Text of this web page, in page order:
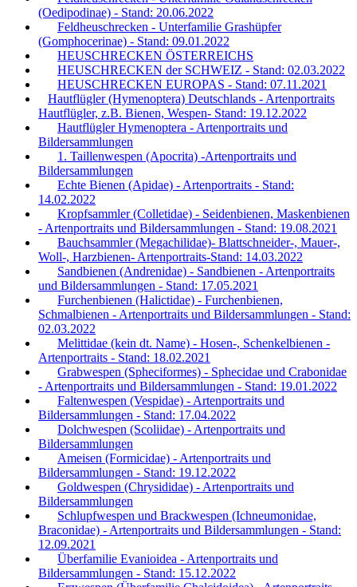
(Oedipodinae) - Stand: 20.06.2022
Feldheuschrecken - Unterfamilie Grashüpfer
(Gomphocerinae) - Stand: 09.01.2022
HEUSCHRECKEN ÖSTERREICHS
HEUSCHRECKEN der SCHWEIZ - Stand: 02.03.2022
HEUSCHRECKEN EUROPAS - Stand: 07.11.2021
Hautflügler (Hymenoptera) Deutschlands - Artenportraits
Hautflügler, z.B. Bienen, Wespen- Stand: 19.12.2022
Hautflügler Hymenoptera - Artenportraits und
Bildersammlungen
1. Taillenwespen (Apocrita) -Artenportraits und
Bildersammlungen
Echte Bienen (Apidae) - Artenportraits - Stand:
14.02.2022
Kropfsammler (Colletidae) - Seidenbienen, Maskenbienen
- Artenportraits und Bildersammlungen - Stand: 19.08.2021
Bauchsammler (Megachilidae)- Blattschneider-, Mauer-,
Woll-, Harzbienen- Artenportraits-Stand: 14.03.2022
Sandbienen (Andrenidae) - Sandbienen - Artenportraits
und Bildersammlungen - Stand: 17.05.2021
Furchenbienen (Halictidae) - Furchenbienen,
Schmalbienen - Artenportraits und Bildersammlungen - Stand:
02.03.2022
Melittidae (kein dt. Name) - Hosen-, Schenkelbienen -
Artenportraits - Stand: 18.02.2021
Grabwespen (Spheciformes) - Sphecidae und Crabonidae
- Artenportraits und Bildersammlungen - Stand: 19.01.2022
Faltenwespen (Vespidae) - Artenportraits und
Bildersammlungen - Stand: 17.04.2022
Dolchwespen (Scoliidae) - Artenportraits und
Bildersammlungen
Ameisen (Formicidae) - Artenportraits und
Bildersammlungen - Stand: 19.12.2022
Goldwespen (Chrysididae) - Artenportraits und
Bildersammlungen
Schlupfwespen und Brackwespen (Ichneumonidae,
Braconidae) - Artenportraits und Bildersammlungen - Stand:
12.09.2021
Überfamilie Evanioidea - Artenportraits und
Bildersammlungen - Stand: 15.12.2022